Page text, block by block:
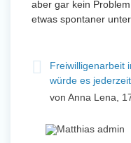
aber gar kein
etwas spontaner
Freiwilligenarbeit
würde es
von Anna Lena,